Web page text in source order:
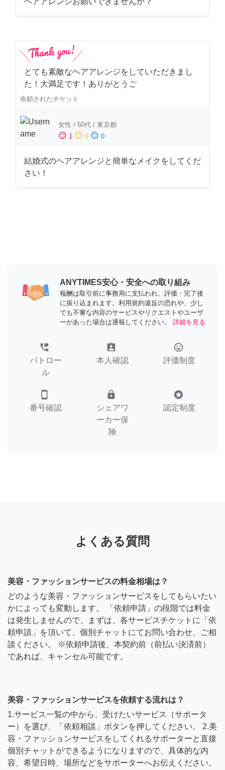
とても素敵なヘアアレンジをしていただきまし
た！大満足です！ありがとうご
依頼されたチケット
女性 / 50代 / 東京都
sentiment_satisfied 1 sentiment_neutral 0 sentiment_dissatisfied 0
結婚式のヘアアレンジと簡単なメイクをしてくだ
さい！
ANYTIMES安心・安全への取り組み
報酬は取引前に事務局に支払われ、評価・完了後
に振り込まれます。利用規約違反の恐れや、少し
でも不審な内容のサービスやリクエストやユーザ
ーがあった場合は通報してください。
詳細を見る
perm_phone_msg
パトロー
ル
assignment_ind
本人確認
tag_faces
評価制度
smartphone
番号確認
lock
シェアワ
ーカー保
険
stars
認定制度
よくある質問
美容・ファッションサービスの料金相場は？
どのような美容・ファッションサービスをしてもらいたい
かによっても変動します。 「依頼申請」の段階では料金
は発生しませんので、まずは、各サービスチケットに「依
頼申請」を頂いて、個別チャットにてお問い合わせ、ご相
談ください。 ※依頼申請後、本契約前（前払い決済前）
であれば、キャンセル可能です。
美容・ファッションサービスを依頼する流れは？
1.サービス一覧の中から、受けたいサービス（サポータ
ー）を選び、「依頼相談」ボタンを押してください。 2.美
容・ファッションサービスをしてくれるサポーターと直接
個別チャットができるようになりますので、具体的な内
容、希望日時、場所などをサポーターへお伝えください。